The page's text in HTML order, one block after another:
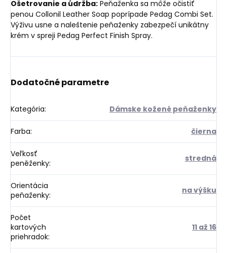
Ošetrovanie a údržba: Peňaženka sa môže očistiť
penou Collonil Leather Soap poprípade Pedag Combi Set.
Výživu usne a naleštenie peňaženky zabezpečí unikátny
krém v spreji Pedag Perfect Finish Spray.
Dodatočné parametre
Kategória: Dámske kožené peňaženky
Farba: čierna
Veľkosť
peněženky: stredná
Orientácia
peňaženky: na výšku
Počet
kartových
priehradok:
11 až 16